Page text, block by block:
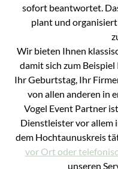
sofort beantwortet.
plant und
Wir bieten Ihnen
damit sich zum Beispiel
Ihr Geburtstag, Ihr
von allen anderen in
Vogel Event Partner
Dienstleister vor allem
dem Hochtaunuskreis
vor Ort oder
unseren